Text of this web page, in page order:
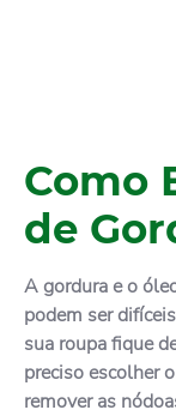
Como
de
A gordura e o
podem ser
sua roupa fique
preciso escolher
remover as